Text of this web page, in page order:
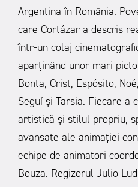
Argentina în România.
care Cortázar a descris
într-un colaj
aparţinând unor mari
Bonta, Crist, Espósito,
Seguí şi Tarsia. Fiecare a
artistică şi stilul propriu,
avansate ale animaţiei
echipe de animatori
Bouza. Regizorul Julio